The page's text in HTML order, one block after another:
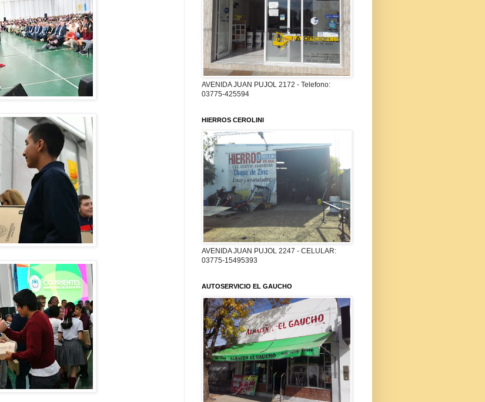
AVENIDA JUAN PUJOL 2172 - Telefono:
03775-425594
HIERROS CEROLINI
AVENIDA JUAN PUJOL 2247 - CELULAR:
03775-15495393
AUTOSERVICIO EL GAUCHO